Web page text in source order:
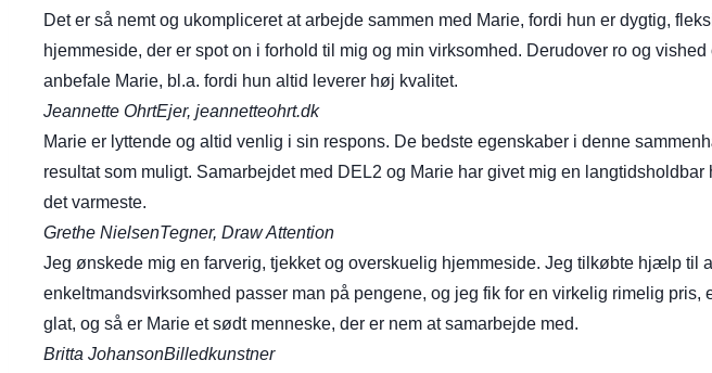
Det er så nemt og ukompliceret at arbejde sammen med Marie, fordi hun er dygtig,
hjemmeside, der er spot on i forhold til mig og min virksomhed. Derudover ro og
anbefale Marie, bl.a. fordi hun altid leverer høj kvalitet.
Jeannette OhrtEjer, jeannetteohrt.dk
Marie er lyttende og altid venlig i sin respons. De bedste egenskaber i denne
resultat som muligt. Samarbejdet med DEL2 og Marie har givet mig en
det varmeste.
Grethe NielsenTegner, Draw Attention
Jeg ønskede mig en farverig, tjekket og overskuelig hjemmeside. Jeg tilkøbte hjælp til
enkeltmandsvirksomhed passer man på pengene, og jeg fik for en virkelig rimelig
glat, og så er Marie et sødt menneske, der er nem at samarbejde med.
Britta JohansonBilledkunstner